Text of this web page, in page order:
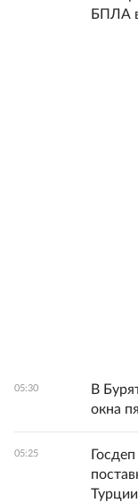
БПЛА
05:30
В
окна
05:25
Турции